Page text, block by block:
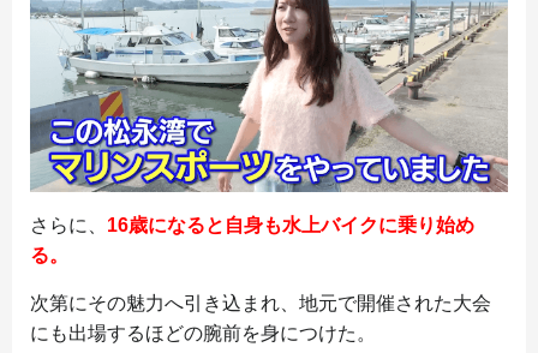
さらに、 16歳になると自身も水上バイクに乗り始め
る。
次第にその魅力へ引き込まれ、地元で開催された大会
にも出場するほどの腕前を身につけた。